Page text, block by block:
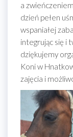
a
dzień pełen
wspaniałej
integrując się i
dziękujemy
Koni w
zajęcia i